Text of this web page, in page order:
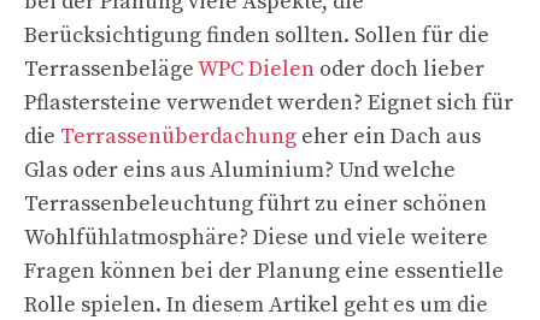
Berücksichtigung finden sollten. Sollen für die
TerrassenbelägeWPC Dielen oder doch lieber
Pflastersteine verwendet werden? Eignet sich für
die Terrassenüberdachung eher ein Dach aus
Glas oder eins aus Aluminium? Und welche
Terrassenbeleuchtung führt zu einer schönen
Wohlfühlatmosphäre? Diese und viele weitere
Fragen können bei der Planung eine essentielle
Rolle spielen. In diesem Artikel geht es um die